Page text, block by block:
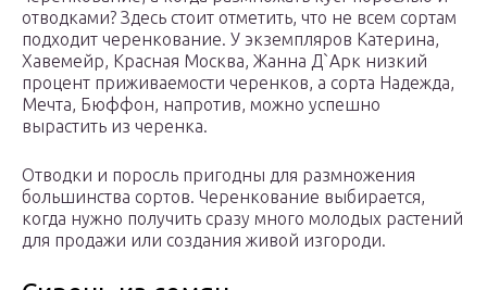
отводками? Здесь стоит отметить, что не всем сортам
подходит черенкование. У экземпляров Катерина,
Хавемейр, Красная Москва, Жанна Д`Арк низкий
процент приживаемости черенков, а сорта Надежда,
Мечта, Бюффон, напротив, можно успешно
вырастить из черенка.
Отводки и поросль пригодны для размножения
большинства сортов. Черенкование выбирается,
когда нужно получить сразу много молодых растений
для продажи или создания живой изгороди.